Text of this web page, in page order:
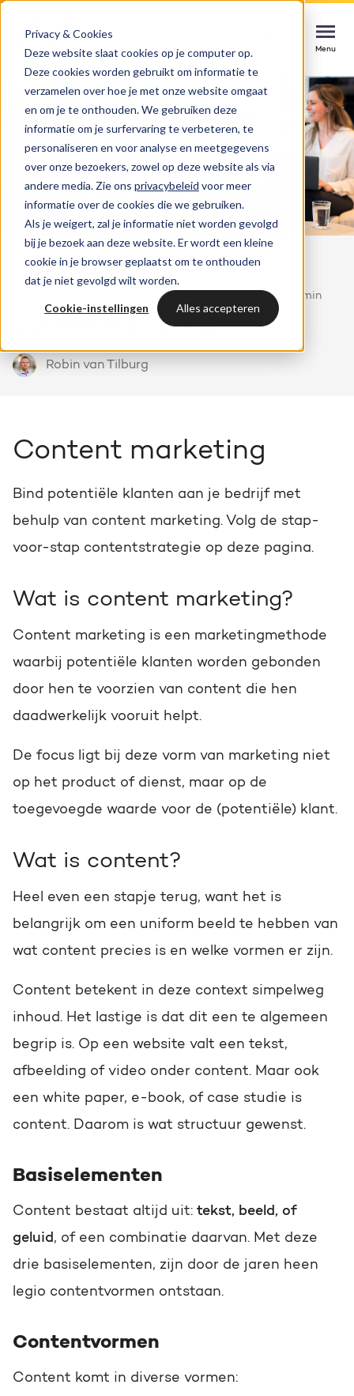
Privacy & Cookies
Deze website slaat cookies op je computer op.
Deze cookies worden gebruikt om informatie te
verzamelen over hoe je met onze website omgaat
en om je te onthouden. We gebruiken deze
informatie om je surfervaring te verbeteren, te
personaliseren en voor analyse en meetgegevens
over onze bezoekers, zowel op deze website als via
andere media. Zie ons privacybeleid voor meer
informatie over de cookies die we gebruiken.
Als je weigert, zal je informatie niet worden gevolgd
bij je bezoek aan deze website. Er wordt een kleine
cookie in je browser geplaatst om te onthouden
dat je niet gevolgd wilt worden.
Cookie-instellingen Alles accepteren
Menu
Menu
Services
HubSpot implementatie
Soepel starten, direct impact maken
Websites & portals
Een website die jouw business laat groeien
HubSpot integraties
Precies afgestemd op jouw business
Marketing & sales services
Kennis vergroten, succes versnellen
AI services
Praktisch én slim toepasbaar
HUBSPOT PORTAL REVIEW
Haal alles uit je HubSpot
Gratis portal review
Cases
Branches
Blog
Laatste nieuws & updates
HubSpot video's
Events & webinars
Bekijk de eventkalender
Kennisbank
Kennisartikelen over marketing
HUBSPOT NIEUWSBRIEF
laatste HubSpot nieuws?
Schrijf je nu in!
Over ons
Wie we zijn en hoe we werken
Actuele vacatures op een rij
HubSpot partner
Bright als HubSpot Elite Partner
Ontmoet onze Bright people
Contact
Awards
Bekijk onze onderscheidingen
JOIN THE BRIGHT SIDE
Wij zoeken volop A-spelers
HubSpot
Zoeken
Menu
Could not loads results. Please refresh the
page.
Terug naar overzicht
laatst geupdatet: 16/5/2025 Content Marketing 9 min
Content marketing
Robin van Tilburg
Content marketing
Bind potentiële klanten aan je bedrijf met
behulp van content marketing. Volg de stap-
voor-stap contentstrategie op deze pagina.
Wat is content marketing?
Content marketing is een marketingmethode
waarbij potentiële klanten worden gebonden
door hen te voorzien van content die hen
daadwerkelijk vooruit helpt.
De focus ligt bij deze vorm van marketing niet
op het product of dienst, maar op de
toegevoegde waarde voor de (potentiële) klant.
Wat is content?
Heel even een stapje terug, want het is
belangrijk om een uniform beeld te hebben van
wat content precies is en welke vormen er zijn.
Content betekent in deze context simpelweg
inhoud. Het lastige is dat dit een te algemeen
begrip is. Op een website valt een tekst,
afbeelding of video onder content. Maar ook
een white paper, e-book, of case studie is
content. Daarom is wat structuur gewenst.
Basiselementen
Content bestaat altijd uit: tekst, beeld, of
geluid , of een combinatie daarvan. Met deze
drie basiselementen, zijn door de jaren heen
legio contentvormen ontstaan.
Contentvormen
Content komt in diverse vormen: